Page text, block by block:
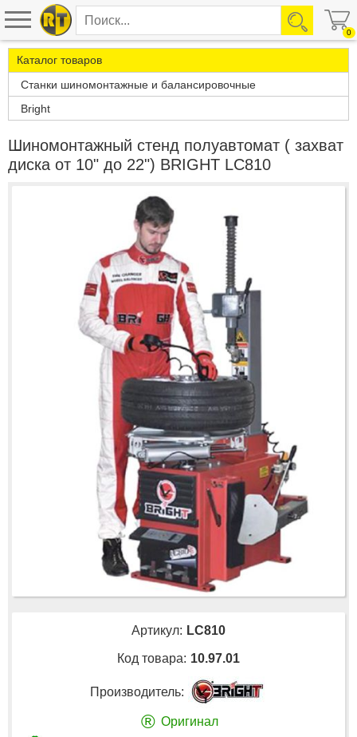
0
Каталог товаров
Станки шиномонтажные и балансировочные
Bright
Шиномонтажный стенд полуавтомат ( захват
диска от 10" до 22") BRIGHT LC810
Артикул: LC810
Код товара: 10.97.01
Производитель:
® Оригинал